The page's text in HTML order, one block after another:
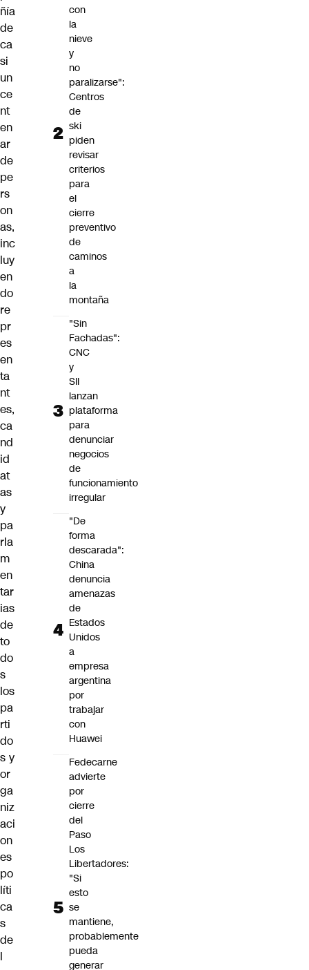
ñía
de
ca
si
un
ce
nt
en
ar
de
pe
rs
on
as,
inc
luy
en
do
re
pr
es
en
ta
nt
es,
ca
nd
id
at
as
y
pa
rla
m
en
tar
ias
de
to
do
s
los
pa
rti
do
s y
or
ga
niz
aci
on
es
po
líti
ca
s
de
l
con
la
nieve
y
no
paralizarse":
Centros
de
ski
piden
revisar
criterios
para
el
cierre
preventivo
de
caminos
a
la
montaña
"Sin
Fachadas":
CNC
y
SII
lanzan
plataforma
para
denunciar
negocios
de
funcionamiento
irregular
"De
forma
descarada":
China
denuncia
amenazas
de
Estados
Unidos
a
empresa
argentina
por
trabajar
con
Huawei
Fedecarne
advierte
por
cierre
del
Paso
Los
Libertadores:
"Si
esto
se
mantiene,
probablemente
pueda
generar